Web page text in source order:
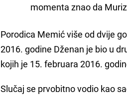
momenta znao da
Porodica Memić više od dvije
2016. godine Dženan je bio u
kojih je 15. februara 2016.
Slučaj se prvobitno vodio kao